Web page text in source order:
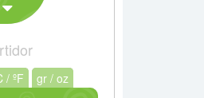
/ ºF gr / oz
/ ºF
gr / oz